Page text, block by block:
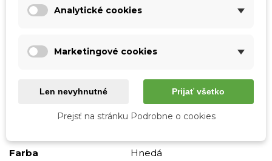
EU 39
25,5 cm
EU 41
Podrobnosti o produkte
Tabuľka vlastností
Farba
Hnedá
Analytické cookies
Marketingové cookies
Len nevyhnutné Prijať všetko
Prejsť na stránku Podrobne o cookies